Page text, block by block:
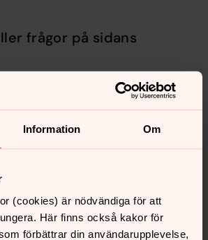
Information Om
(cookies) är nödvändiga för att
Här finns också kakor för
förbättrar din användarupplevelse,
frågor på sidans